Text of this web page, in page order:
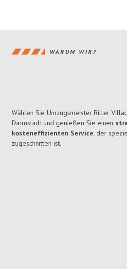
WARUM WIR?
Wählen Sie Umzugsmeister Ritter
Darmstadt und genießen Sie einen
kosteneffizienten Service, der
zugeschnitten ist.